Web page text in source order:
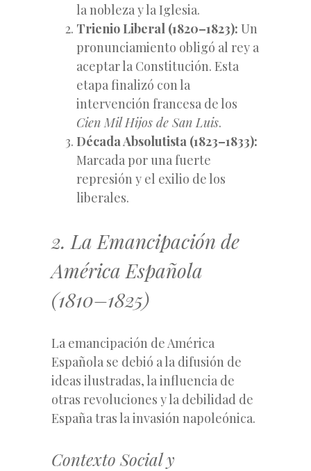
la nobleza y la Iglesia.
Trienio Liberal (1820–1823): Un
pronunciamiento obligó al rey a
aceptar la Constitución. Esta
etapa finalizó con la
intervención francesa de los
Cien Mil Hijos de San Luis.
Década Absolutista (1823–1833):
Marcada por una fuerte
represión y el exilio de los
liberales.
2. La Emancipación de
América Española
(1810–1825)
La emancipación de América
Española se debió a la difusión de
ideas ilustradas, la influencia de
otras revoluciones y la debilidad de
España tras la invasión napoleónica.
Contexto Social y